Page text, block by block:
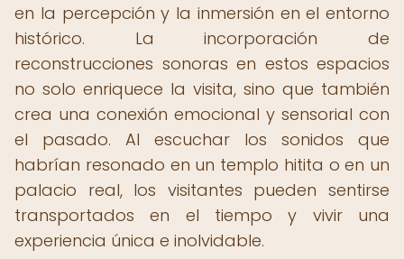
en la percepción y la inmersión en el entorno
histórico. La incorporación de
reconstrucciones sonoras en estos espacios
no solo enriquece la visita, sino que también
crea una conexión emocional y sensorial con
el pasado. Al escuchar los sonidos que
habrían resonado en un templo hitita o en un
palacio real, los visitantes pueden sentirse
transportados en el tiempo y vivir una
experiencia única e inolvidable.